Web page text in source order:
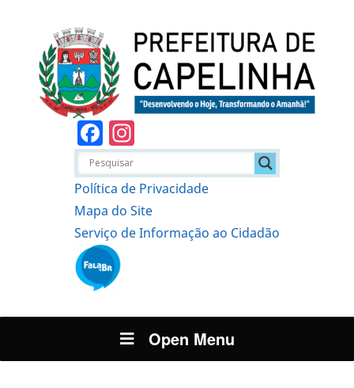
Facebook
Política de Privacidade
Mapa do Site
Serviço de Informação ao Cidadão
Open Menu